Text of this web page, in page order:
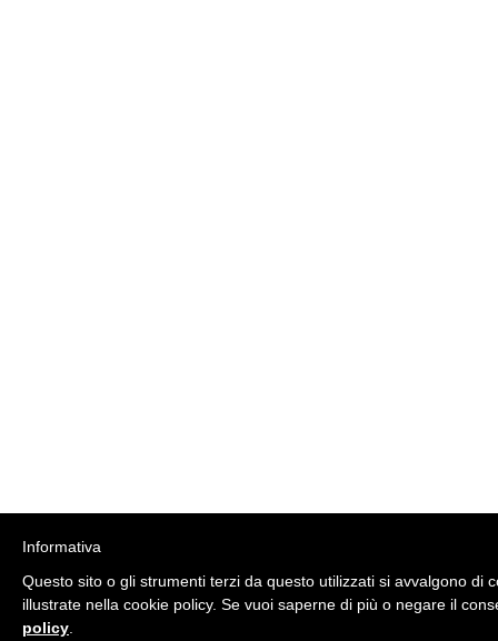
Informativa
Questo sito o gli strumenti terzi da questo utilizzati si avvalgono di
illustrate nella cookie policy. Se vuoi saperne di più o negare il
policy